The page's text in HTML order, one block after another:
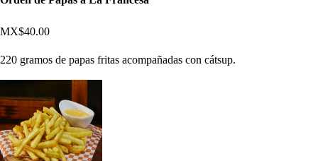
MX$40.00
220 gramos de papas fritas acompañadas con cátsup.